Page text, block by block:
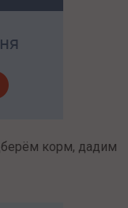
корм, дадим